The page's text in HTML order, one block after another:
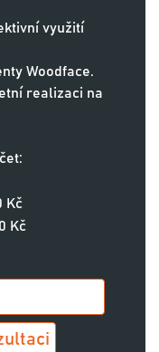
využití
Woodface.
realizaci na
Kč
Kč